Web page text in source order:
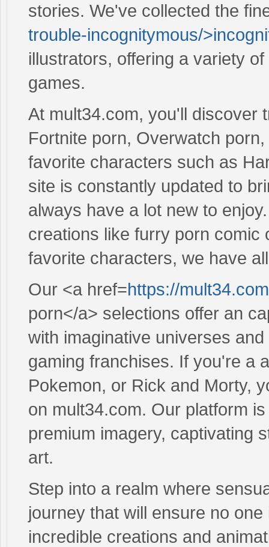
stories. We've collected the
trouble-incognitymous/
illustrators, offering a variety
games.
At mult34.com, you'll discover
Fortnite porn, Overwatch
favorite characters such as
site is constantly updated to
always have a lot new to
creations like furry porn comic
favorite characters, we have
Our <a href=https://
porn</a> selections offer an
with imaginative universes
gaming franchises. If you're a
Pokemon, or Rick and Morty,
on mult34.com. Our platform
premium imagery, captivating
art.
Step into a realm where
journey that will ensure no
incredible creations and